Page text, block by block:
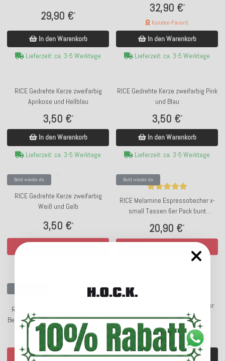
29,90 €*
In den Warenkorb
Lieferzeit: ca. 3-5 Werktage
32,90 €*
Kunden-Favorit
In den Warenkorb
Lieferzeit: ca. 3-5 Werktage
RICE Gedrehte Kerze zweifarbig
Aprikose und Hellblau
3,50 €*
In den Warenkorb
Lieferzeit: ca. 3-5 Werktage
RICE Gedrehte Kerze zweifarbig Pink
und Blau
3,50 €*
In den Warenkorb
Lieferzeit: ca. 3-5 Werktage
Bald wieder da
RICE Gedrehte Kerze zweifarbig
Weiß und Gelb
3,50 €*
Bald wieder da
RICE Melamine Espressobecher x-
small Tassen 6er Pack bunt
20,90 €*
Bald wieder verfügbar
RICE Melamine Cup Tasse großer
Becher Wild Flower beige mit bunten
Blumen
12,90 €
Benachrichtigen
RICE Melamine Cup Tasse Becher
medium kleine Blümchen rosa
7,90 €
In den Warenkorb